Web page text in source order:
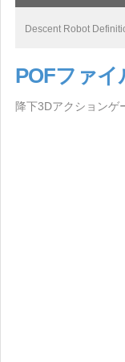
Descent Robot
POFファイ
降下3Dアクションゲ